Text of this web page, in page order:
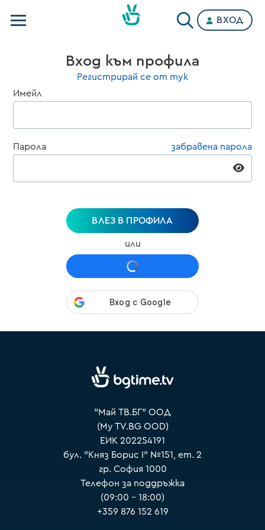
Категории
ВХОД
Вход към профила
Регистрирай се от тук
Имейл
Парола забравена парола
ВЛЕЗ В ПРОФИЛА
или
"Май ТВ.БГ" ООД
(My TV.BG OOD)
ЕИК 202254191
бул. "Княз Борис I" №151, ет. 2
гр. София 1000
Телефон за поддръжка
(09:00 – 18:00)
+359 876 152 619